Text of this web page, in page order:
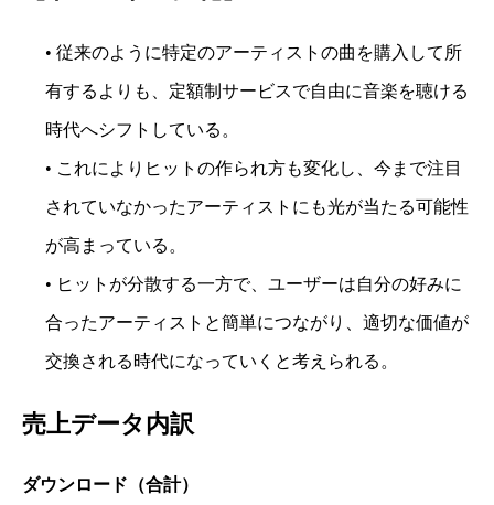
• 従来のように特定のアーティストの曲を購入して所
有するよりも、定額制サービスで自由に音楽を聴ける
時代へシフトしている。
• これによりヒットの作られ方も変化し、今まで注目
されていなかったアーティストにも光が当たる可能性
が高まっている。
• ヒットが分散する一方で、ユーザーは自分の好みに
合ったアーティストと簡単につながり、適切な価値が
交換される時代になっていくと考えられる。
売上データ内訳
ダウンロード（合計）